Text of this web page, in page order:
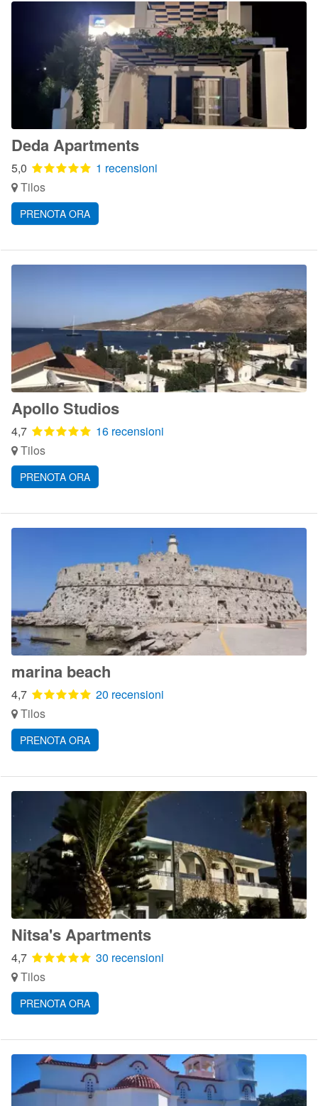
Deda Apartments
5,0
1 recensioni
Tilos
PRENOTA ORA
Apollo Studios
4,7
16 recensioni
Tilos
PRENOTA ORA
marina beach
4,7
20 recensioni
Tilos
PRENOTA ORA
Nitsa's Apartments
4,7
30 recensioni
Tilos
PRENOTA ORA